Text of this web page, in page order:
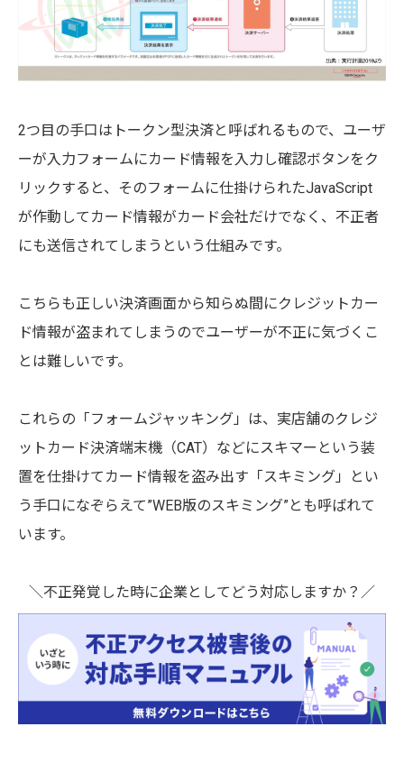
2つ目の手口はトークン型決済と呼ばれるもので、ユーザ
ーが入力フォームにカード情報を入力し確認ボタンをク
リックすると、そのフォームに仕掛けられたJavaScript
が作動してカード情報がカード会社だけでなく、不正者
にも送信されてしまうという仕組みです。
こちらも正しい決済画面から知らぬ間にクレジットカー
ド情報が盗まれてしまうのでユーザーが不正に気づくこ
とは難しいです。
これらの「フォームジャッキング」は、実店舗のクレジ
ットカード決済端末機（CAT）などにスキマーという装
置を仕掛けてカード情報を盗み出す「スキミング」とい
う手口になぞらえて”WEB版のスキミング”とも呼ばれて
います。
＼不正発覚した時に企業としてどう対応しますか？／